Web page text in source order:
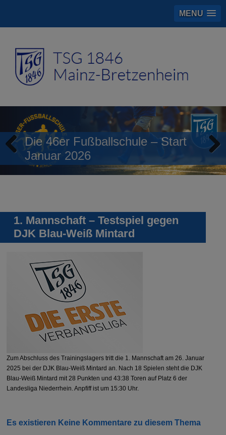
MENU
Die 46er Fußballschule – Start
Januar 2026
Previous
1. Mannschaft – Testspiel gegen
DJK Blau-Weiß Mintard
Zum Abschluss des Trainingslagers tritt die 1. Mannschaft am 26. Januar
2025 bei der DJK Blau-Weiß Mintard an. Nach 18 Spielen steht die DJK
Blau-Weiß Mintard mit 28 Punkten und 43:38 Toren auf Platz 6 der
Landesliga Niederrhein. Anpfiff ist um 15:30 Uhr.
Es existieren Keine Kommentare zu diesem Thema